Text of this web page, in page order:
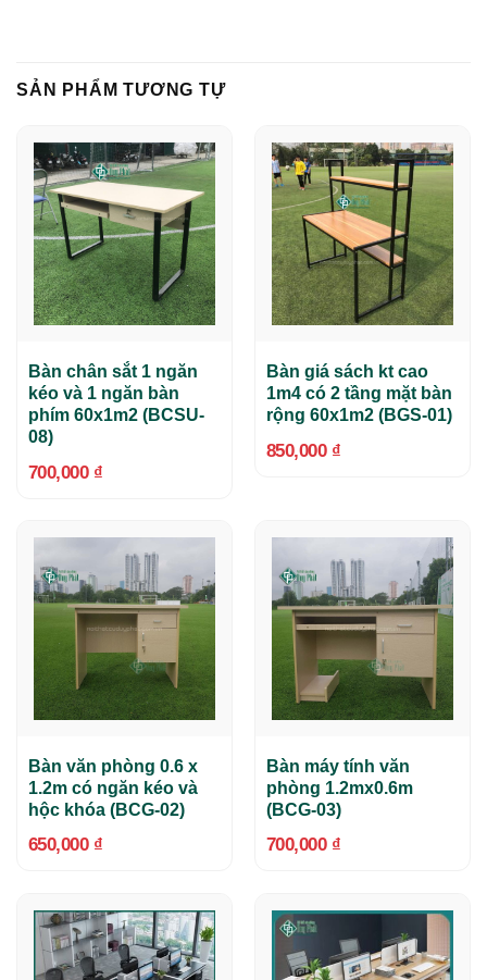
SẢN PHẨM TƯƠNG TỰ
Bàn chân sắt 1 ngăn
kéo và 1 ngăn bàn
phím 60x1m2 (BCSU-
08)
700,000 ₫
Bàn giá sách kt cao
1m4 có 2 tầng mặt bàn
rộng 60x1m2 (BGS-01)
850,000 ₫
Bàn văn phòng 0.6 x
1.2m có ngăn kéo và
hộc khóa (BCG-02)
650,000 ₫
Bàn máy tính văn
phòng 1.2mx0.6m
(BCG-03)
700,000 ₫